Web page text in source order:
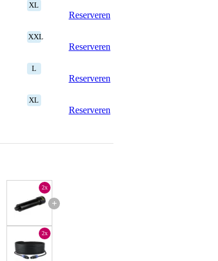
XL
Reserveren
XXL
Reserveren
L
Reserveren
XL
Reserveren
+
2x
2x